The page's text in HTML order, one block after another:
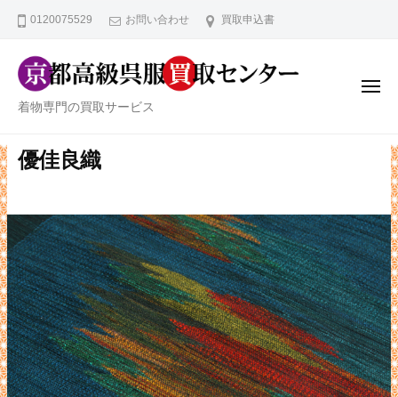
ス
キ
ッ
プ
0120075529 お問い合わせ 買取申込書
京
高
服
買
取
セ
ン
タ
ー
着物専門の買取サービス
メ
優佳良織
都
級
呉
服
取
セ
タ
ー